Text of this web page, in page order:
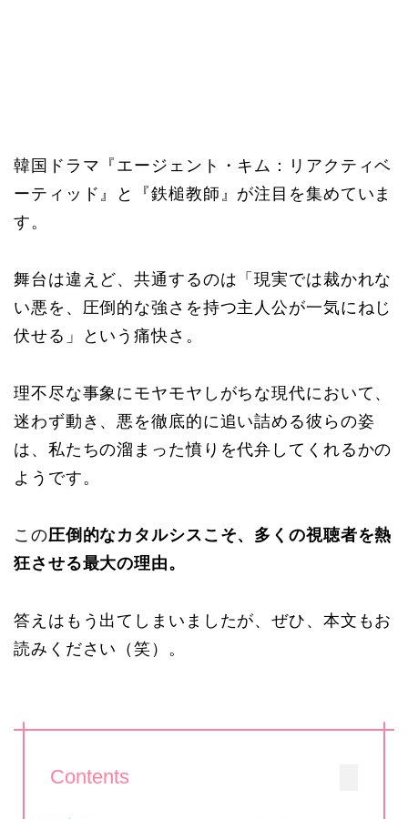
韓国ドラマ『エージェント・キム：リアクティベ
ーティッド』と『鉄槌教師』が注目を集めていま
す。
舞台は違えど、共通するのは「現実では裁かれな
い悪を、圧倒的な強さを持つ主人公が一気にねじ
伏せる」という痛快さ。
理不尽な事象にモヤモヤしがちな現代において、
迷わず動き、悪を徹底的に追い詰める彼らの姿
は、私たちの溜まった憤りを代弁してくれるかの
ようです。
この圧倒的なカタルシスこそ、多くの視聴者を熱
狂させる最大の理由。
答えはもう出てしまいましたが、ぜひ、本文もお
読みください（笑）。
Contents